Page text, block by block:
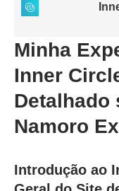
Minha
Inner
Detalhado
Namoro
Introdução ao